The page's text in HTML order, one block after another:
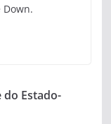
Down.
do Estado-